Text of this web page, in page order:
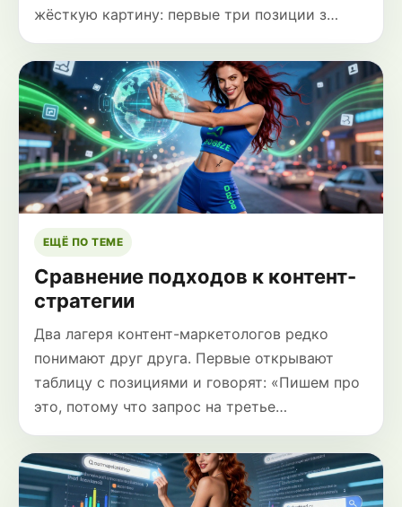
жёсткую картину: первые три позиции з…
ЕЩЁ ПО ТЕМЕ
Сравнение подходов к контент-
стратегии
Два лагеря контент-маркетологов редко
понимают друг друга. Первые открывают
таблицу с позициями и говорят: «Пишем про
это, потому что запрос на третье…